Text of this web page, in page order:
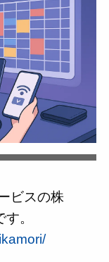
ビスの株
。